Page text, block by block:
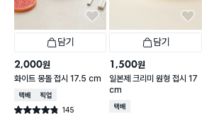
담기
2,000원
화이트 몽돌 접시 17.5 cm
택배배송매장픽업
별점 4.8점 145
담기
1,500원
일본제 크리미 원형 접시 17
cm
택배배송